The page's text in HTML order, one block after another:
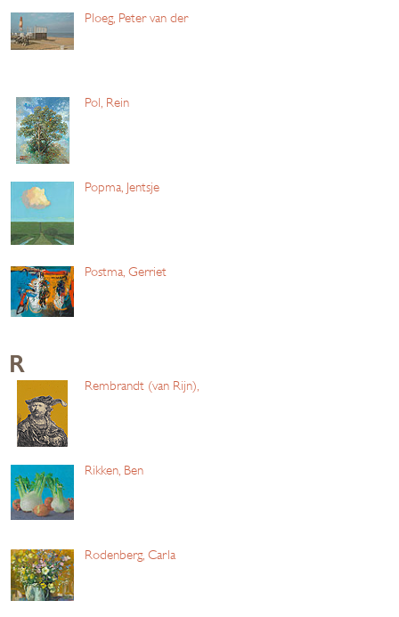
Ploeg, Peter van der
Pol, Rein
Popma, Jentsje
Postma, Gerriet
R
Rembrandt (van Rijn),
Rikken, Ben
Rodenberg, Carla